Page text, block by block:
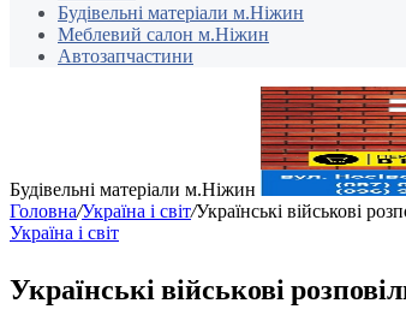
Будівельні матеріали м.Ніжин
Меблевий салон м.Ніжин
Автозапчастини
Будівельні матеріали м.Ніжин
Головна/Україна і світ/Українські військові
Україна і світ
Українські військові